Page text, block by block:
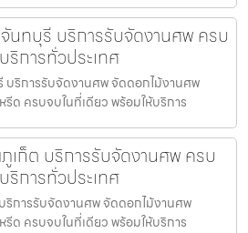
จันทบุรี บริการรับจัดงานศพ ครบ
ริการทั่วประเทศ
บริการรับจัดงานศพ จัดดอกไม้งานศพ
รีด ครบจบในที่เดียว พร้อมให้บริการ
เก็ต บริการรับจัดงานศพ ครบ
ริการทั่วประเทศ
ริการรับจัดงานศพ จัดดอกไม้งานศพ
รีด ครบจบในที่เดียว พร้อมให้บริการ